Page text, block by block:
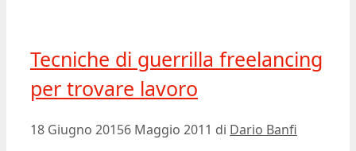
Tecniche di guerrilla freelancing
per trovare lavoro
18 Giugno 20156 Maggio 2011 di Dario Banfi